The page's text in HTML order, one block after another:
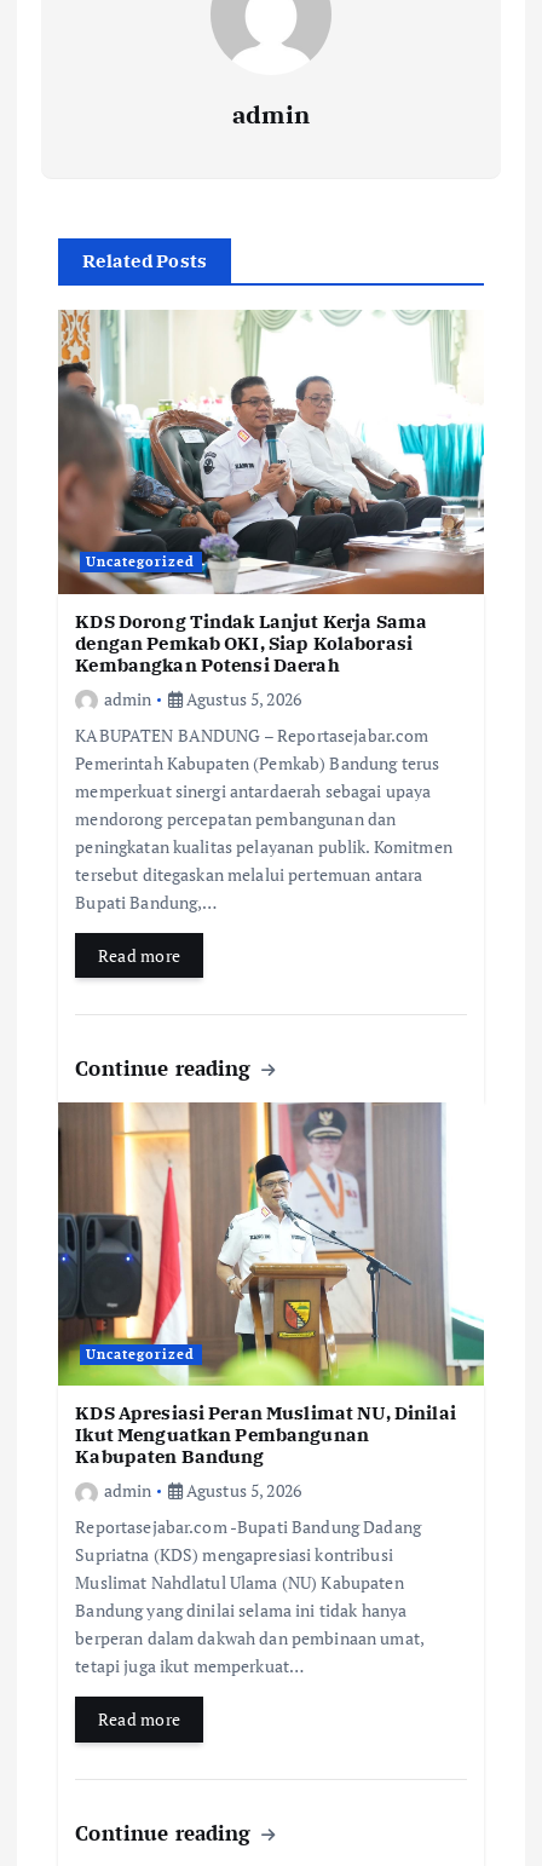
admin
Related Posts
Uncategorized
KDS Dorong Tindak Lanjut Kerja Sama
dengan Pemkab OKI, Siap Kolaborasi
Kembangkan Potensi Daerah
admin
Agustus 5, 2026
KABUPATEN BANDUNG – Reportasejabar.com
Pemerintah Kabupaten (Pemkab) Bandung terus
memperkuat sinergi antardaerah sebagai upaya
mendorong percepatan pembangunan dan
peningkatan kualitas pelayanan publik. Komitmen
tersebut ditegaskan melalui pertemuan antara
Bupati Bandung,…
Read more
Continue reading
Uncategorized
KDS Apresiasi Peran Muslimat NU, Dinilai
Ikut Menguatkan Pembangunan
Kabupaten Bandung
admin
Agustus 5, 2026
Reportasejabar.com -Bupati Bandung Dadang
Supriatna (KDS) mengapresiasi kontribusi
Muslimat Nahdlatul Ulama (NU) Kabupaten
Bandung yang dinilai selama ini tidak hanya
berperan dalam dakwah dan pembinaan umat,
tetapi juga ikut memperkuat…
Read more
Continue reading